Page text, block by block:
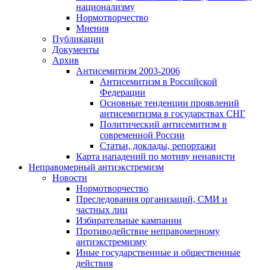
национализму
Нормотворчество
Мнения
Публикации
Документы
Архив
Антисемитизм 2003-2006
Антисемитизм в Российской
Федерации
Основные тенденции проявлений
антисемитизма в государствах СНГ
Политический антисемитизм в
современной России
Статьи, доклады, репортажи
Карта нападений по мотиву ненависти
Неправомерный антиэкстремизм
Новости
Нормотворчество
Преследования организаций, СМИ и
частных лиц
Избирательные кампании
Противодействие неправомерному
антиэкстремизму
Иные государственные и общественные
действия